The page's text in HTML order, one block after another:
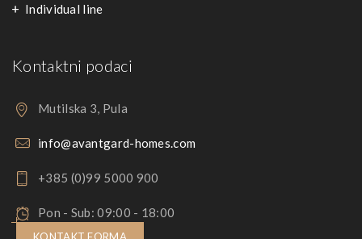
Individual line
Kontaktni podaci
Mutilska 3, Pula
info@avantgard-homes.com
+385 (0)99 5000 900
Pon - Sub: 09:00 - 18:00